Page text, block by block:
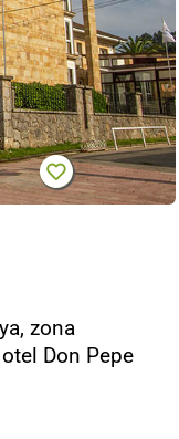
zona
Don Pepe